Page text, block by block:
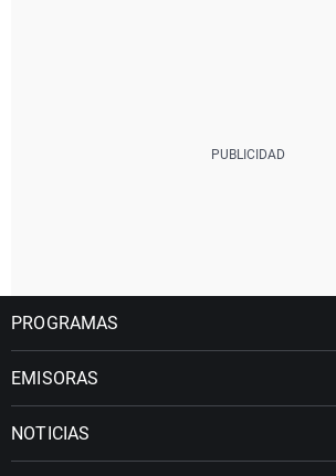
PROGRAMAS
EMISORAS
NOTICIAS